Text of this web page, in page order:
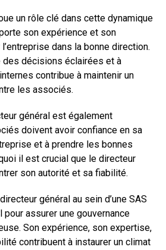
un rôle clé dans cette dynamique
son expérience et son
dans la bonne direction.
des décisions éclairées et à
contribue à maintenir un
les associés.
général est également
doivent avoir confiance en sa
et à prendre les bonnes
il est crucial que le directeur
son autorité et sa fiabilité.
général au sein d’une SAS
assurer une gouvernance
Son expérience, son expertise,
contribuent à instaurer un climat